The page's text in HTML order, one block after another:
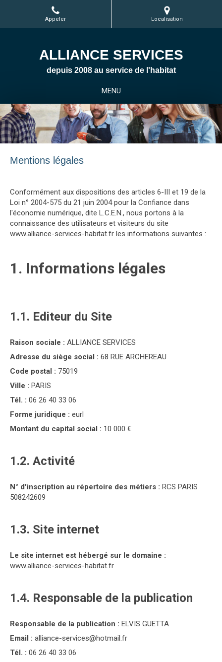
Appeler Localisation
ALLIANCE SERVICES
depuis 2008 au service de l'habitat
MENU
Mentions légales
Conformément aux dispositions des articles 6-III et 19 de la
Loi n° 2004-575 du 21 juin 2004 pour la Confiance dans
l'économie numérique, dite L.C.E.N., nous portons à la
connaissance des utilisateurs et visiteurs du site
www.alliance-services-habitat.fr les informations suivantes :
1. Informations légales
1.1. Editeur du Site
Raison sociale : ALLIANCE SERVICES
Adresse du siège social : 68 RUE ARCHEREAU
Code postal : 75019
Ville : PARIS
Tél. : 06 26 40 33 06
Forme juridique : eurl
Montant du capital social : 10 000 €
1.2. Activité
N° d'inscription au répertoire des métiers : RCS PARIS
508242609
1.3. Site internet
Le site internet est hébergé sur le domaine :
www.alliance-services-habitat.fr
1.4. Responsable de la publication
Responsable de la publication : ELVIS GUETTA
Email : alliance-services@hotmail.fr
Tél. : 06 26 40 33 06